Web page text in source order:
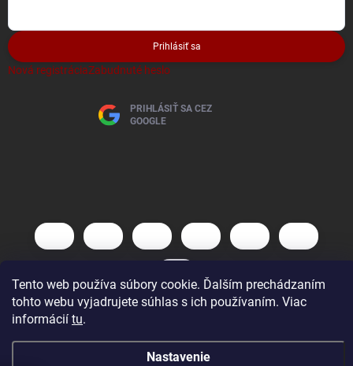
Tento web používa súbory cookie. Ďalším prechádzaním
tohto webu vyjadrujete súhlas s ich používaním. Viac
informácií tu.
Nastavenie
Prihlásiť sa
Nová registráciaZabudnuté heslo
PRIHLÁSIŤ SA CEZ
GOOGLE
Vytvoril Shoptet